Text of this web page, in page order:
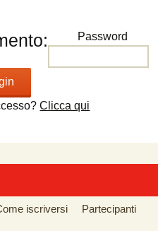
Password
Clicca qui
iscriversi Partecipanti